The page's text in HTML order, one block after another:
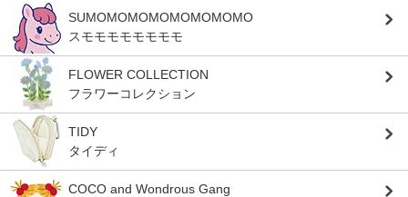
SUMOMOMOMOMOMOMOMO
スモモモモモモモモ
FLOWER COLLECTION
フラワーコレクション
TIDY
タイディ
COCO and Wondrous Gang